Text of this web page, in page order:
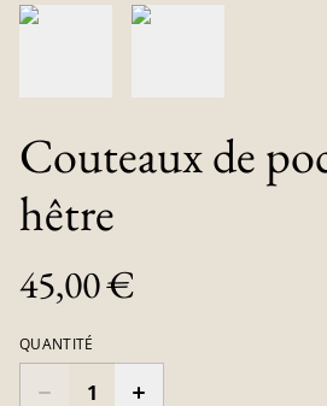
Couteaux de
hêtre
45,00 €
QUANTITÉ